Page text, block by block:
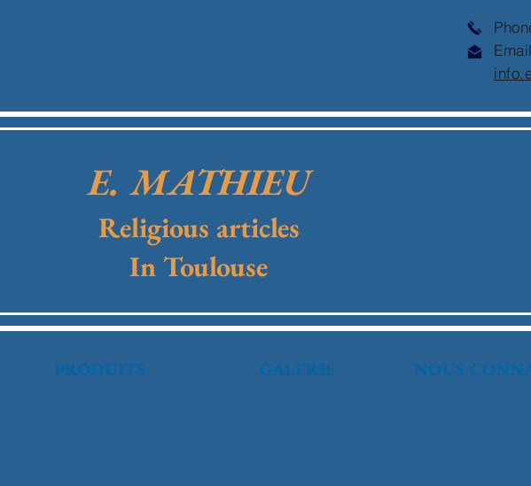
E. MATHIEU
Religious articles
In Toulouse
PRODUITS GALERIE NOUS